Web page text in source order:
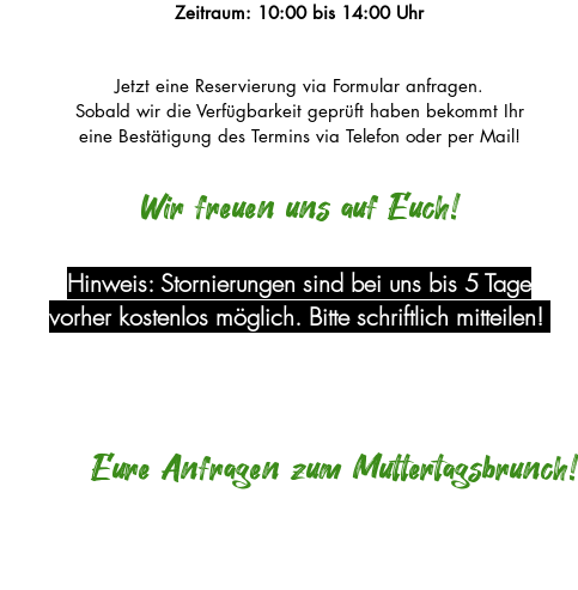
Zeitraum: 10:00 bis 14:00 Uhr
Jetzt eine Reservierung via Formular anfragen.
Sobald wir die Verfügbarkeit geprüft haben bekommt Ihr
eine Bestätigung des Termins via Telefon oder per Mail!
Wir freuen uns auf Euch!
Hinweis: Stornierungen sind bei uns bis 5 Tage
vorher kostenlos möglich. Bitte schriftlich mitteilen!
Eure Anfragen zum Muttertagsbrunch!